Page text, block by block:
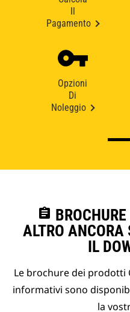
Pagamento
Opzioni
Di
Noleggio
assignment
ALTRO ANCORA
IL
Le brochure dei prodotti
informativi sono
la